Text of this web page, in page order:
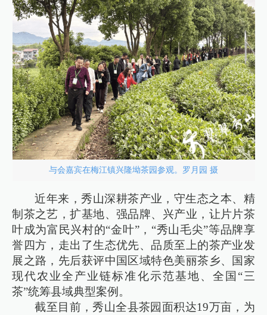
与会嘉宾在梅江镇兴隆坳茶园参观。罗月园 摄
近年来，秀山深耕茶产业，守生态之本、精
制茶之艺，扩基地、强品牌、兴产业，让片片茶
叶成为富民兴村的“金叶”，“秀山毛尖”等品牌享
誉四方，走出了生态优先、品质至上的茶产业发
展之路，先后获评中国区域特色美丽茶乡、国家
现代农业全产业链标准化示范基地、全国“三
茶”统筹县域典型案例。
截至目前，秀山全县茶园面积达19万亩，为